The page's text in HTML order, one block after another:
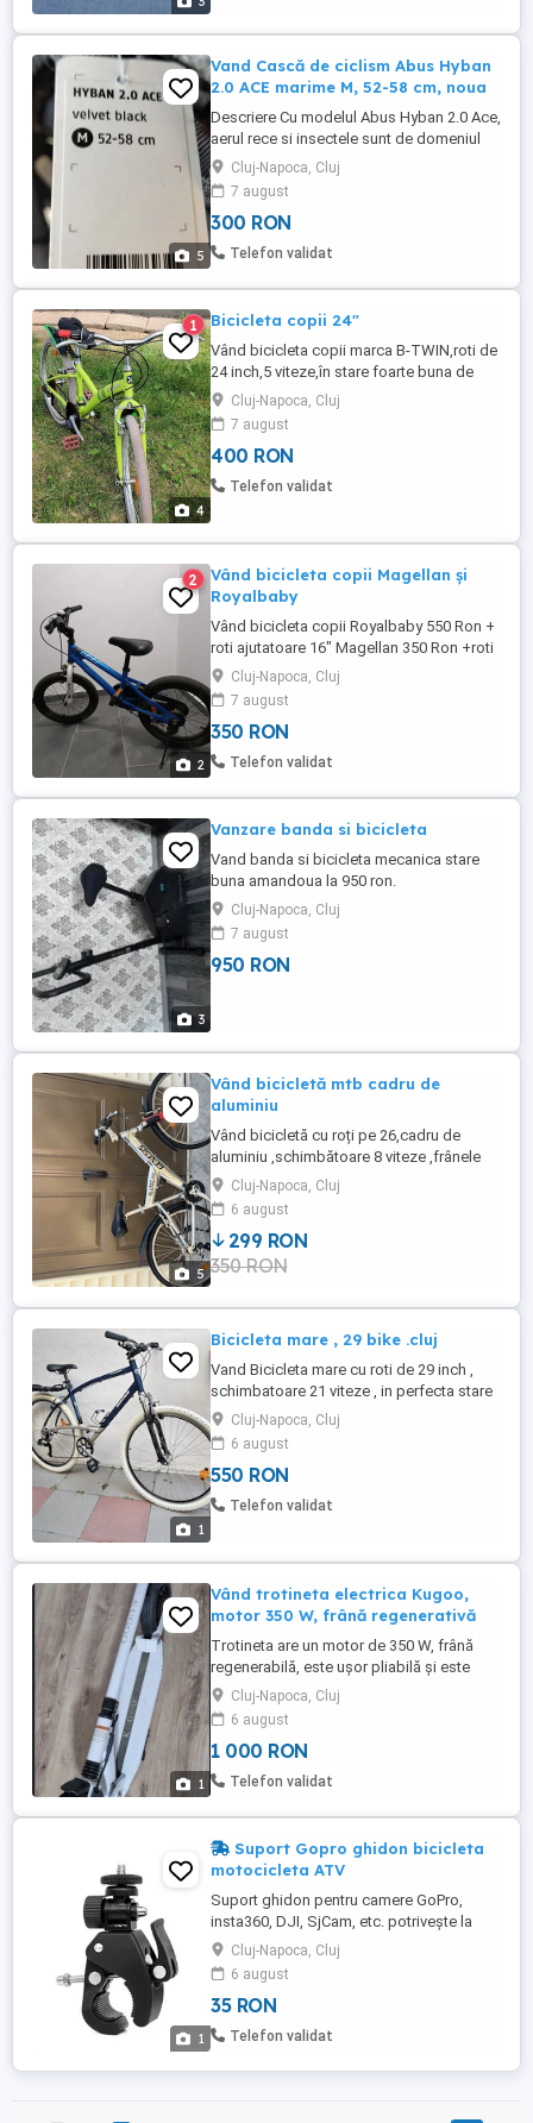
5
Vand Cască de ciclism Abus Hyban
2.0 ACE marime M, 52-58 cm, noua
Descriere Cu modelul Abus Hyban 2.0 Ace,
aerul rece si insectele sunt de domeniul
trecutului. Trebuie doar sa tragi simplu in
jos vizorul generos si sa te bucuri de
priveliste fara flux de aer in ochi. Carcasa
ABS solid cu interior spuma EPS Elemente
reflectorizante Plasa contra insectelor,
Cluj-Napoca, Cluj
7 august
300 RON
Telefon validat
4
1 Bicicleta copii 24"
Vând bicicleta copii marca B-TWIN,roti de
24 inch,5 viteze,în stare foarte buna de
functionare.Predare personala în Cluj
Napoca.
Cluj-Napoca, Cluj
7 august
400 RON
Telefon validat
2
2
Vând bicicleta copii Magellan și
Royalbaby
Vând bicicleta copii Royalbaby 550 Ron +
roti ajutatoare 16" Magellan 350 Ron +roti
ajutatoare 12" Predare personala Cluj
Stare bună.
Cluj-Napoca, Cluj
7 august
350 RON
Telefon validat
3
Vanzare banda si bicicleta
Vand banda si bicicleta mecanica stare
buna amandoua la 950 ron.
Cluj-Napoca, Cluj
7 august
950 RON
5
Vând bicicletă mtb cadru de
aluminiu
Vând bicicletă cu roți pe 26,cadru de
aluminiu ,schimbătoare 8 viteze ,frânele
funcționează
Cluj-Napoca, Cluj
6 august
299 RON
350 RON
1
Bicicleta mare , 29 bike .cluj
Vand Bicicleta mare cu roti de 29 inch ,
schimbatoare 21 viteze , in perfecta stare
de functionare . se poate vedea si proba
in zona Parcul Central sau daca este cazul
o pot aduce la domiciliu in cluj !
Cluj-Napoca, Cluj
6 august
550 RON
Telefon validat
1
Vând trotineta electrica Kugoo,
motor 350 W, frână regenerativă
Trotineta are un motor de 350 W, frână
regenerabilă, este ușor pliabilă și este
folosita doar de câteva ori.
Cluj-Napoca, Cluj
6 august
1 000 RON
Telefon validat
1
Suport Gopro ghidon bicicleta
motocicleta ATV
Suport ghidon pentru camere GoPro,
insta360, DJI, SjCam, etc. potrivește la
bicicletă, motociclete, ATV predare în Cluj-
Napoca sau livrare prin curier easybox
Cluj-Napoca, Cluj
6 august
35 RON
Telefon validat